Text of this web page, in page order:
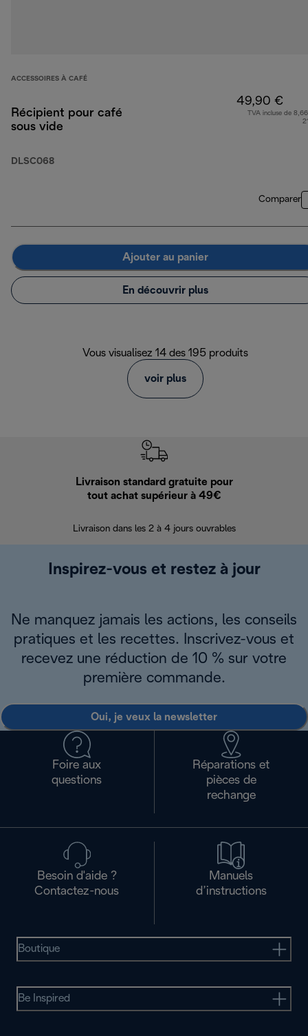
ACCESSOIRES À CAFÉ
Récipient pour café
sous vide
DLSC068
49,90 €
TVA incluse de
Comparer
Ajouter au panier
En découvrir plus
Vous visualisez 14 des 195 produits
voir plus
Livraison standard gratuite pour
tout achat supérieur à 49€
Livraison dans les 2 à 4 jours ouvrables
Inspirez-vous et restez à jour
Ne manquez jamais les actions, les conseils
pratiques et les recettes. Inscrivez-vous et
recevez une réduction de 10 % sur votre
première commande.
Oui, je veux la newsletter
Foire aux
questions
Réparations et
pièces de
rechange
Besoin d'aide ?
Contactez-nous
Manuels
d’instructions
Boutique
Be Inspired